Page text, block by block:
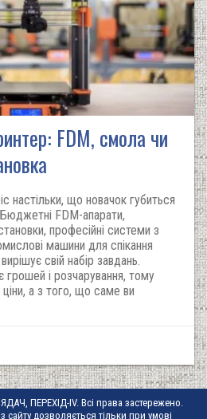
FDM, смола чи
настільки, що новачок губиться
FDM-апарати,
професійні системи з
машини для спікання
свій набір завдань.
і розчарування, тому
а з того, що саме ви
ПЕРЕХІД-IV. Всі права застережено.
сайту дозволяється тільки при умові